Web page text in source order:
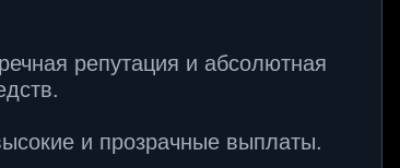
репутация и абсолютная
и прозрачные выплаты.